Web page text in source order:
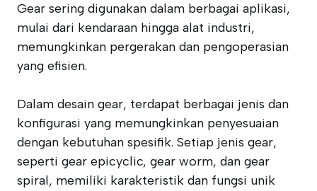
Gear sering digunakan dalam berbagai aplikasi,
mulai dari kendaraan hingga alat industri,
memungkinkan pergerakan dan pengoperasian
yang efisien.
Dalam desain gear, terdapat berbagai jenis dan
konfigurasi yang memungkinkan penyesuaian
dengan kebutuhan spesifik. Setiap jenis gear,
seperti gear epicyclic, gear worm, dan gear
spiral, memiliki karakteristik dan fungsi unik